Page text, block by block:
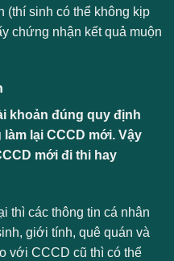
(thí sinh có thể không kịp
chứng nhận kết quả muộn
khoản đúng quy định
lại CCCD mới. Vậy
mới đi thi hay
thì các thông tin cá nhân
giới tính, quê quán và
với CCCD cũ thì có thể